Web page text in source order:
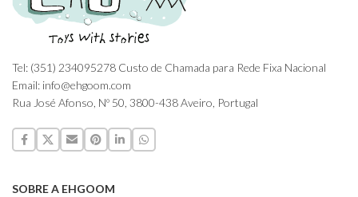
Tel: (351) 234095278 Custo de Chamada para Rede Fixa Nacional
Email: info@ehgoom.com
Rua José Afonso, Nº 50, 3800-438 Aveiro, Portugal
SOBRE A EHGOOM